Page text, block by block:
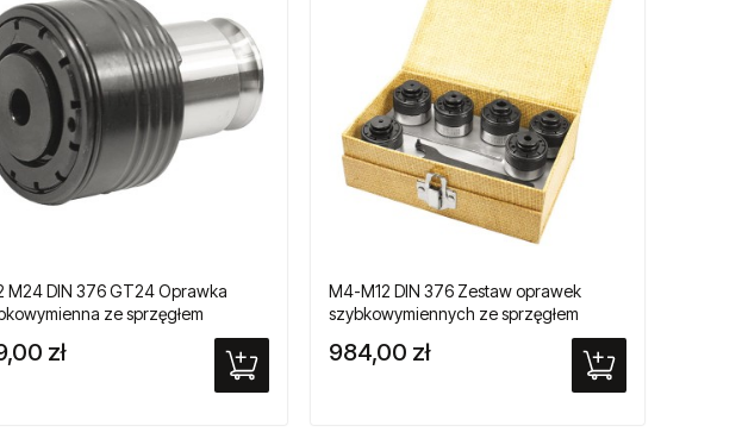
M24 DIN 376 GT24 Oprawka
ze sprzęgłem
do gwintowników
zł
M4-M12 DIN 376 Zestaw oprawek
szybkowymiennych ze sprzęgłem
przeciążeniowym do gwintowników
maszynowych
984,00 zł